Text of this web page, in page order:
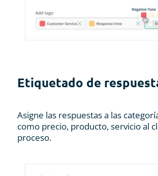
Etiquetado de
Asigne las respuestas a las
como precio, producto, servicio al
proceso.